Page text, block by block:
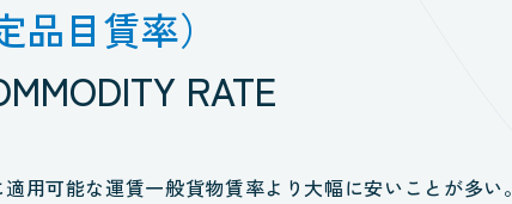
目賃率）
RATE
用可能な運賃一般貨物賃率より大幅に安いことが多い